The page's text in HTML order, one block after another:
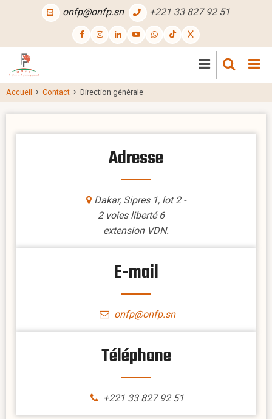
principal
onfp@onfp.sn +221 33 827 92 51
Accueil Contact Direction générale
Adresse
Dakar, Sipres 1, lot 2 -
2 voies liberté 6
extension VDN.
E-mail
onfp@onfp.sn
Téléphone
+221 33 827 92 51